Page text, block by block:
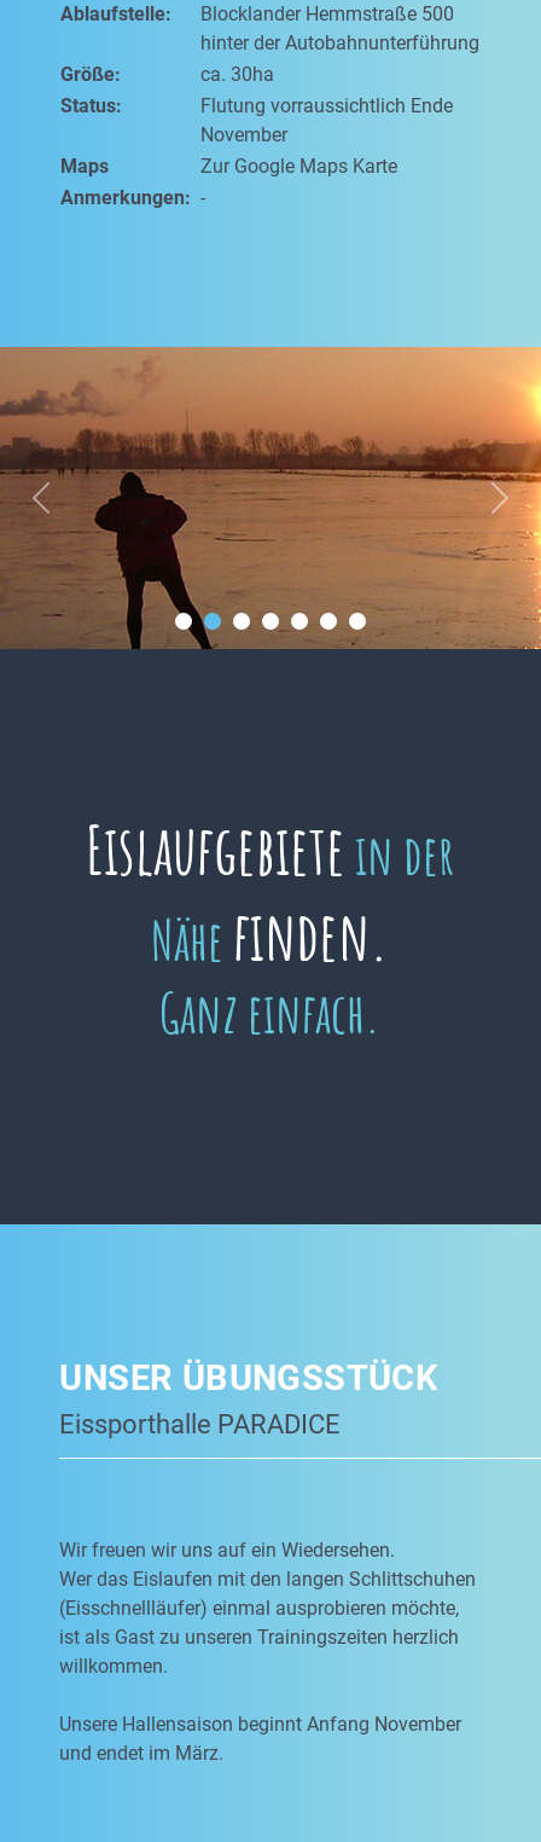
Previous Next
Ablaufstelle:
Blocklander Hemmstraße 500
hinter der Autobahnunterführung
Größe:
ca. 30ha
Status:
Flutung vorraussichtlich Ende
November
Maps
Zur Google Maps Karte
Anmerkungen: -
Eislaufgebiete in der
Nähe finden.
Ganz einfach.
UNSER ÜBUNGSSTÜCK
Eissporthalle PARADICE
Wir freuen wir uns auf ein Wiedersehen.
Wer das Eislaufen mit den langen Schlittschuhen
(Eisschnellläufer) einmal ausprobieren möchte,
ist als Gast zu unseren Trainingszeiten herzlich
willkommen.
Unsere Hallensaison beginnt Anfang November
und endet im März.